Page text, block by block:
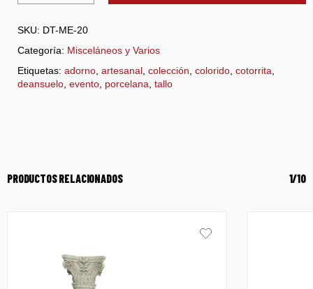
SKU: DT-ME-20
Categoría: Misceláneos y Varios
Etiquetas: adorno artesanal colección colorido cotorrita
deansuelo evento porcelana tallo
PRODUCTOS RELACIONADOS 1/10